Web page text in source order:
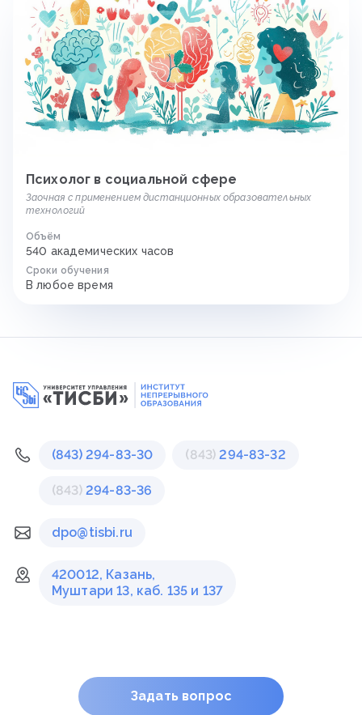
Психолог в социальной сфере
Заочная с применением дистанционных образовательных
технологий
Объём
540 академических часов
Сроки обучения
В любое время
(843) 294-83-30 (843) 294-83-32
(843)294-83-36
dpo@tisbi.ru
420012, Казань,
Муштари 13, каб. 135 и 137
Задать вопрос